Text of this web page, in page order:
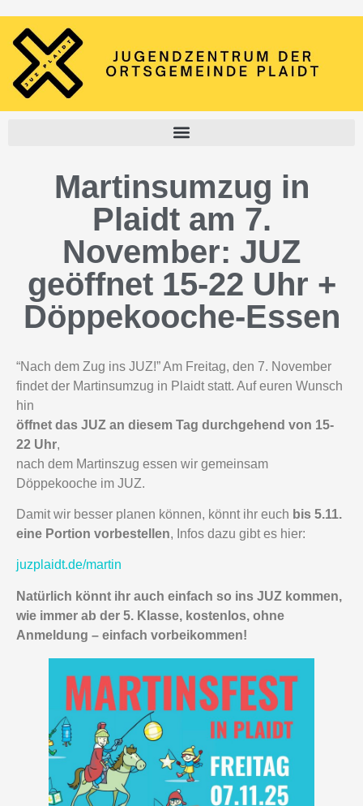
Martinsumzug in
Plaidt am 7.
November: JUZ
geöffnet 15-22 Uhr +
Döppekooche-Essen
“Nach dem Zug ins JUZ!” Am Freitag, den 7. November
findet der Martinsumzug in Plaidt statt. Auf euren Wunsch
hin
öffnet das JUZ an diesem Tag durchgehend von 15-
22 Uhr,
nach dem Martinszug essen wir gemeinsam
Döppekooche im JUZ.
Damit wir besser planen können, könnt ihr euch bis 5.11.
eine Portion vorbestellen, Infos dazu gibt es hier:
juzplaidt.de/martin
Natürlich könnt ihr auch einfach so ins JUZ kommen,
wie immer ab der 5. Klasse, kostenlos, ohne
Anmeldung – einfach vorbeikommen!